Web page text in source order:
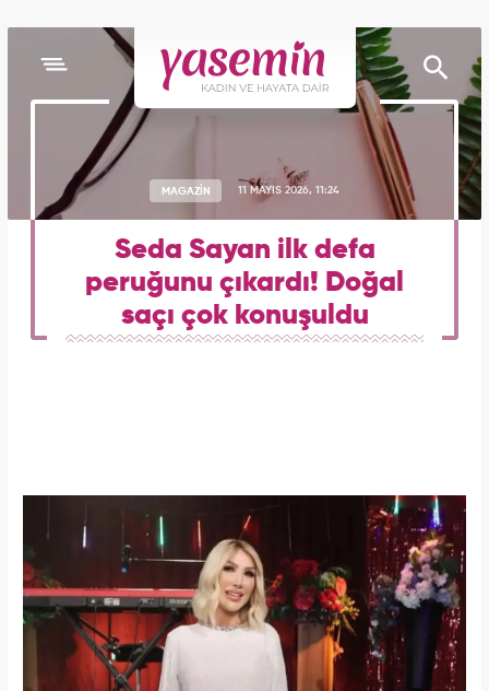
MAGAZİN 11 MAYIS 2026, 11:24
Seda Sayan ilk defa
peruğunu çıkardı! Doğal
saçı çok konuşuldu